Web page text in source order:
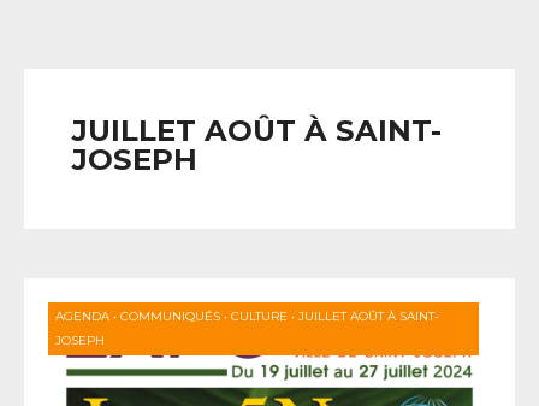
JUILLET AOÛT À SAINT-
JOSEPH
AGENDA • COMMUNIQUÉS • CULTURE • JUILLET AOÛT À SAINT-
JOSEPH